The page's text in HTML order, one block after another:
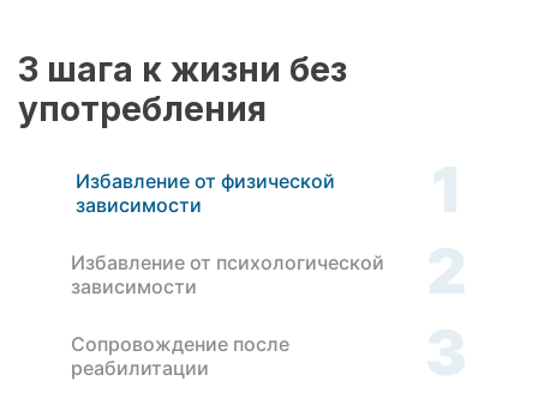
3 шага к жизни без
употребления
Избавление от физической
зависимости
1
Избавление от психологической
зависимости
2
Сопровождение после
реабилитации
3